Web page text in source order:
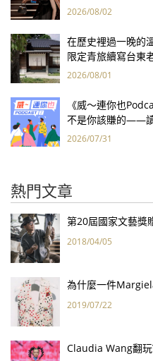
報亮眼
2026/08/02
在歷史裡過一晚的
限定青旅續寫台東
2026/08/01
《威～連你也
不是你該賺的——讀
2026/07/31
熱門文章
第20屆國家文藝獎
2018/04/05
為什麼一件
2019/07/22
Claudia Wang翻玩